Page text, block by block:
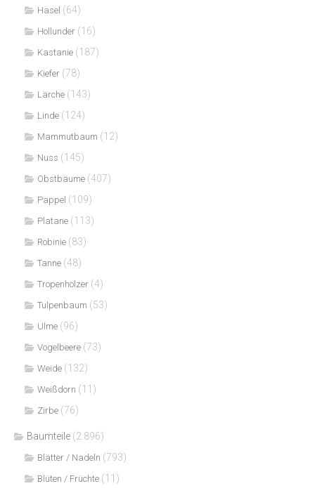
Hasel (64)
Hollunder (16)
Kastanie (187)
Kiefer (78)
Lärche (143)
Linde (124)
Mammutbaum (12)
Nuss (145)
Obstbäume (407)
Pappel (109)
Platane (113)
Robinie (83)
Tanne (48)
Tropenhölzer (4)
Tulpenbaum (53)
Ulme (96)
Vogelbeere (73)
Weide (132)
Weißdorn (11)
Zirbe (76)
Baumteile (2.896)
Blätter / Nadeln (793)
Blüten / Früchte (11)